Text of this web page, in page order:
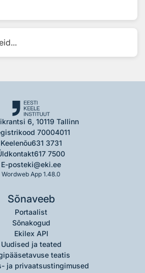
6, 10119 Tallinn
70004011
Keelenõu631 3731
617 7500
E-posteki@eki.ee
Wordweb App 1.48.0
Sõnaveeb
Portaalist
Sõnakogud
Ekilex API
Uudised ja teated
teatis
ja privaatsustingimused